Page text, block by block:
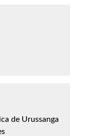
de Urussanga